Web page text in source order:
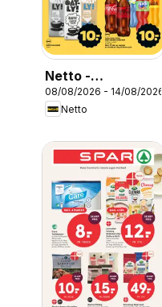
Netto -
Tilbudsavis uge
33
08/08/2026 - 14/08/2026
Netto